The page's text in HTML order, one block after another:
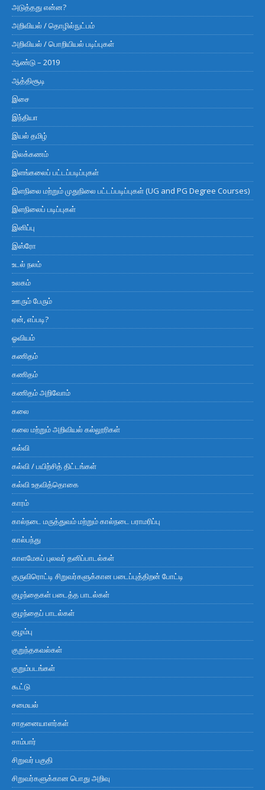
அடுத்தது என்ன?
அறிவியல் / தொழில்நுட்பம்
அறிவியல் / பொறியியல் படிப்புகள்
ஆண்டு – 2019
ஆத்திசூடி
இசை
இந்தியா
இயல் தமிழ்
இலக்கணம்
இளங்கலைப் பட்டப்படிப்புகள்
இளநிலை மற்றும் முதுநிலை பட்டப்படிப்புகள் (UG and PG Degree Courses)
இளநிலைப் படிப்புகள்
இனிப்பு
இஸ்ரோ
உடல் நலம்
உலகம்
ஊரும் பேரும்
ஏன், எப்படி?
ஓவியம்
கணிதம்
கணிதம்
கணிதம் அறிவோம்
கலை
கலை மற்றும் அறிவியல் கல்லூரிகள்
கல்வி
கல்வி / பயிற்சித் திட்டங்கள்
கல்வி உதவித்தொகை
காரம்
கால்நடை மருத்துவம் மற்றும் கால்நடை பராமரிப்பு
கால்பந்து
காளமேகப் புலவர் தனிப்பாடல்கள்
குருவிரொட்டி சிறுவர்களுக்கான படைப்புத்திறன் போட்டி
குழந்தைகள் படைத்த பாடல்கள்
குழந்தைப் பாடல்கள்
குழம்பு
குறுந்தகவல்கள்
குறும்படங்கள்
கூட்டு
சமையல்
சாதனையாளர்கள்
சாம்பார்
சிறுவர் பகுதி
சிறுவர்களுக்கான பொது அறிவு